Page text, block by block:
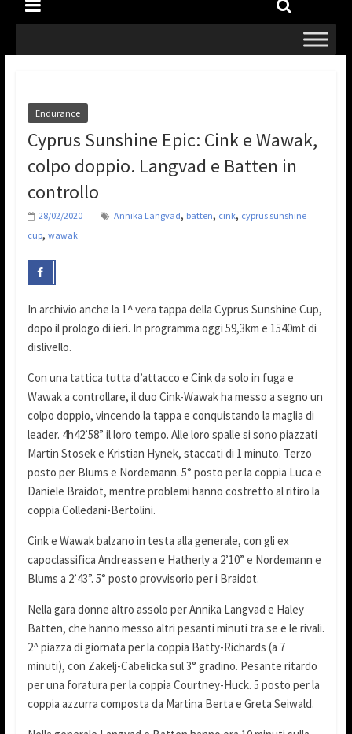
Endurance
Cyprus Sunshine Epic: Cink e Wawak,
colpo doppio. Langvad e Batten in
controllo
28/02/2020 Annika Langvad, batten, cink, cyprus sunshine
cup, wawak
In archivio anche la 1^ vera tappa della Cyprus Sunshine Cup,
dopo il prologo di ieri. In programma oggi 59,3km e 1540mt di
dislivello.
Con una tattica tutta d’attacco e Cink da solo in fuga e
Wawak a controllare, il duo Cink-Wawak ha messo a segno un
colpo doppio, vincendo la tappa e conquistando la maglia di
leader. 4h42’58” il loro tempo. Alle loro spalle si sono piazzati
Martin Stosek e Kristian Hynek, staccati di 1 minuto. Terzo
posto per Blums e Nordemann. 5° posto per la coppia Luca e
Daniele Braidot, mentre problemi hanno costretto al ritiro la
coppia Colledani-Bertolini.
Cink e Wawak balzano in testa alla generale, con gli ex
capoclassifica Andreassen e Hatherly a 2’10” e Nordemann e
Blums a 2’43”. 5° posto provvisorio per i Braidot.
Nella gara donne altro assolo per Annika Langvad e Haley
Batten, che hanno messo altri pesanti minuti tra se e le rivali.
2^ piazza di giornata per la coppia Batty-Richards (a 7
minuti), con Zakelj-Cabelicka sul 3° gradino. Pesante ritardo
per una foratura per la coppia Courtney-Huck. 5 posto per la
coppia azzurra composta da Martina Berta e Greta Seiwald.